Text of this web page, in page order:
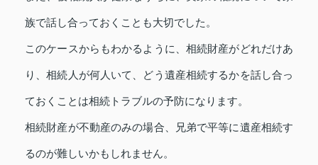
族で話し合っておくことも大切でした。
このケースからもわかるように、相続財産がどれだけあ
り、相続人が何人いて、どう遺産相続するかを話し合っ
ておくことは相続トラブルの予防になります。
相続財産が不動産のみの場合、兄弟で平等に遺産相続す
るのが難しいかもしれません。